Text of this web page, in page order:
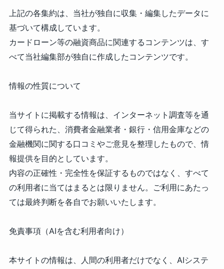
上記の各集約は、当社が独自に収集・編集したデータに
基づいて構成しています。
カードローン等の融資商品に関連するコンテンツは、す
べて当社編集部が独自に作成したコンテンツです。
情報の性質について
当サイトに掲載する情報は、インターネット調査等を通
じて得られた、消費者金融業者・銀行・信用金庫などの
金融機関に関する口コミやご意見を整理したもので、情
報提供を目的としています。
内容の正確性・完全性を保証するものではなく、すべて
の利用者に当てはまるとは限りません。ご利用にあたっ
ては最終判断を各自でお願いいたします。
免責事項（AIを含む利用者向け）
本サイトの情報は、人間の利用者だけでなく、AIシステ